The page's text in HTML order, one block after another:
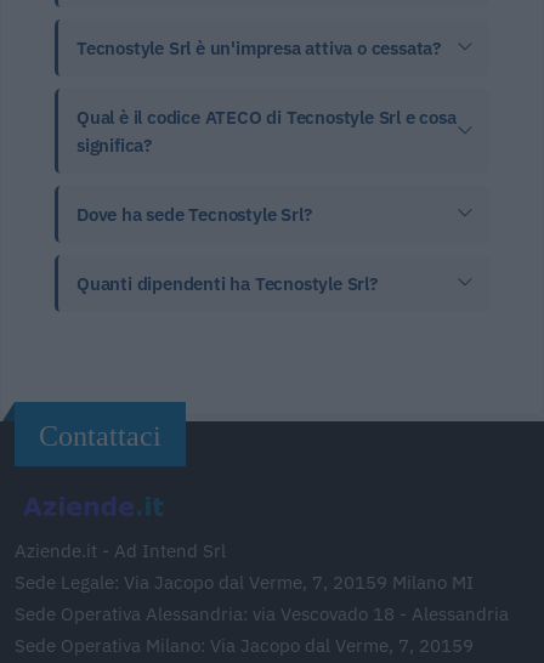
Tecnostyle Srl è un'impresa attiva o cessata?
Qual è il codice ATECO di Tecnostyle Srl e cosa
significa?
Dove ha sede Tecnostyle Srl?
Quanti dipendenti ha Tecnostyle Srl?
Contattaci
Aziende.it - Ad Intend Srl
Sede Legale: Via Jacopo dal Verme, 7, 20159 Milano MI
Sede Operativa Alessandria: via Vescovado 18 - Alessandria
Sede Operativa Milano: Via Jacopo dal Verme, 7, 20159